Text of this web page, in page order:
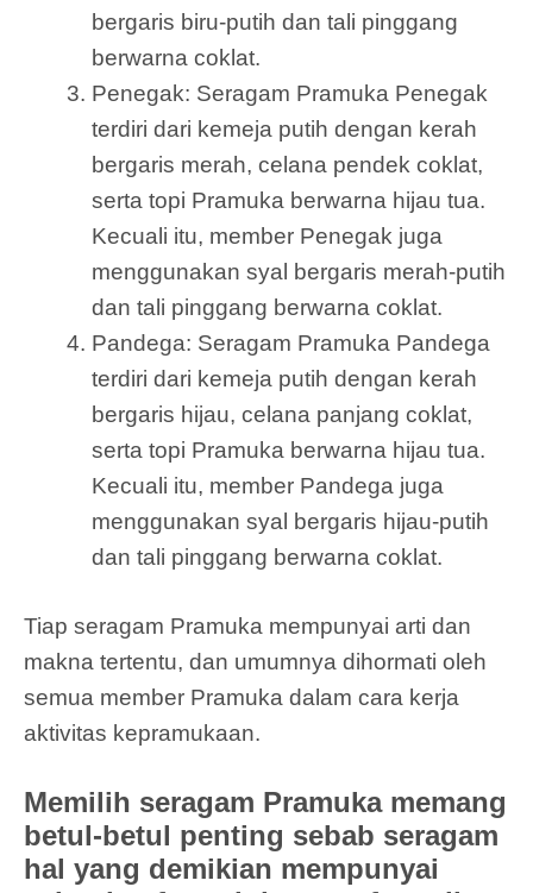
bergaris biru-putih dan tali pinggang
berwarna coklat.
Penegak: Seragam Pramuka Penegak
terdiri dari kemeja putih dengan kerah
bergaris merah, celana pendek coklat,
serta topi Pramuka berwarna hijau tua.
Kecuali itu, member Penegak juga
menggunakan syal bergaris merah-putih
dan tali pinggang berwarna coklat.
Pandega: Seragam Pramuka Pandega
terdiri dari kemeja putih dengan kerah
bergaris hijau, celana panjang coklat,
serta topi Pramuka berwarna hijau tua.
Kecuali itu, member Pandega juga
menggunakan syal bergaris hijau-putih
dan tali pinggang berwarna coklat.
Tiap seragam Pramuka mempunyai arti dan
makna tertentu, dan umumnya dihormati oleh
semua member Pramuka dalam cara kerja
aktivitas kepramukaan.
Memilih seragam Pramuka memang
betul-betul penting sebab seragam
hal yang demikian mempunyai